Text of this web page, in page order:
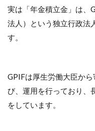
実は「年金積立金」は、
法人）という独立行政法
す。
GPIFは厚生労働大臣か
び、運用を行っており、
をしています。